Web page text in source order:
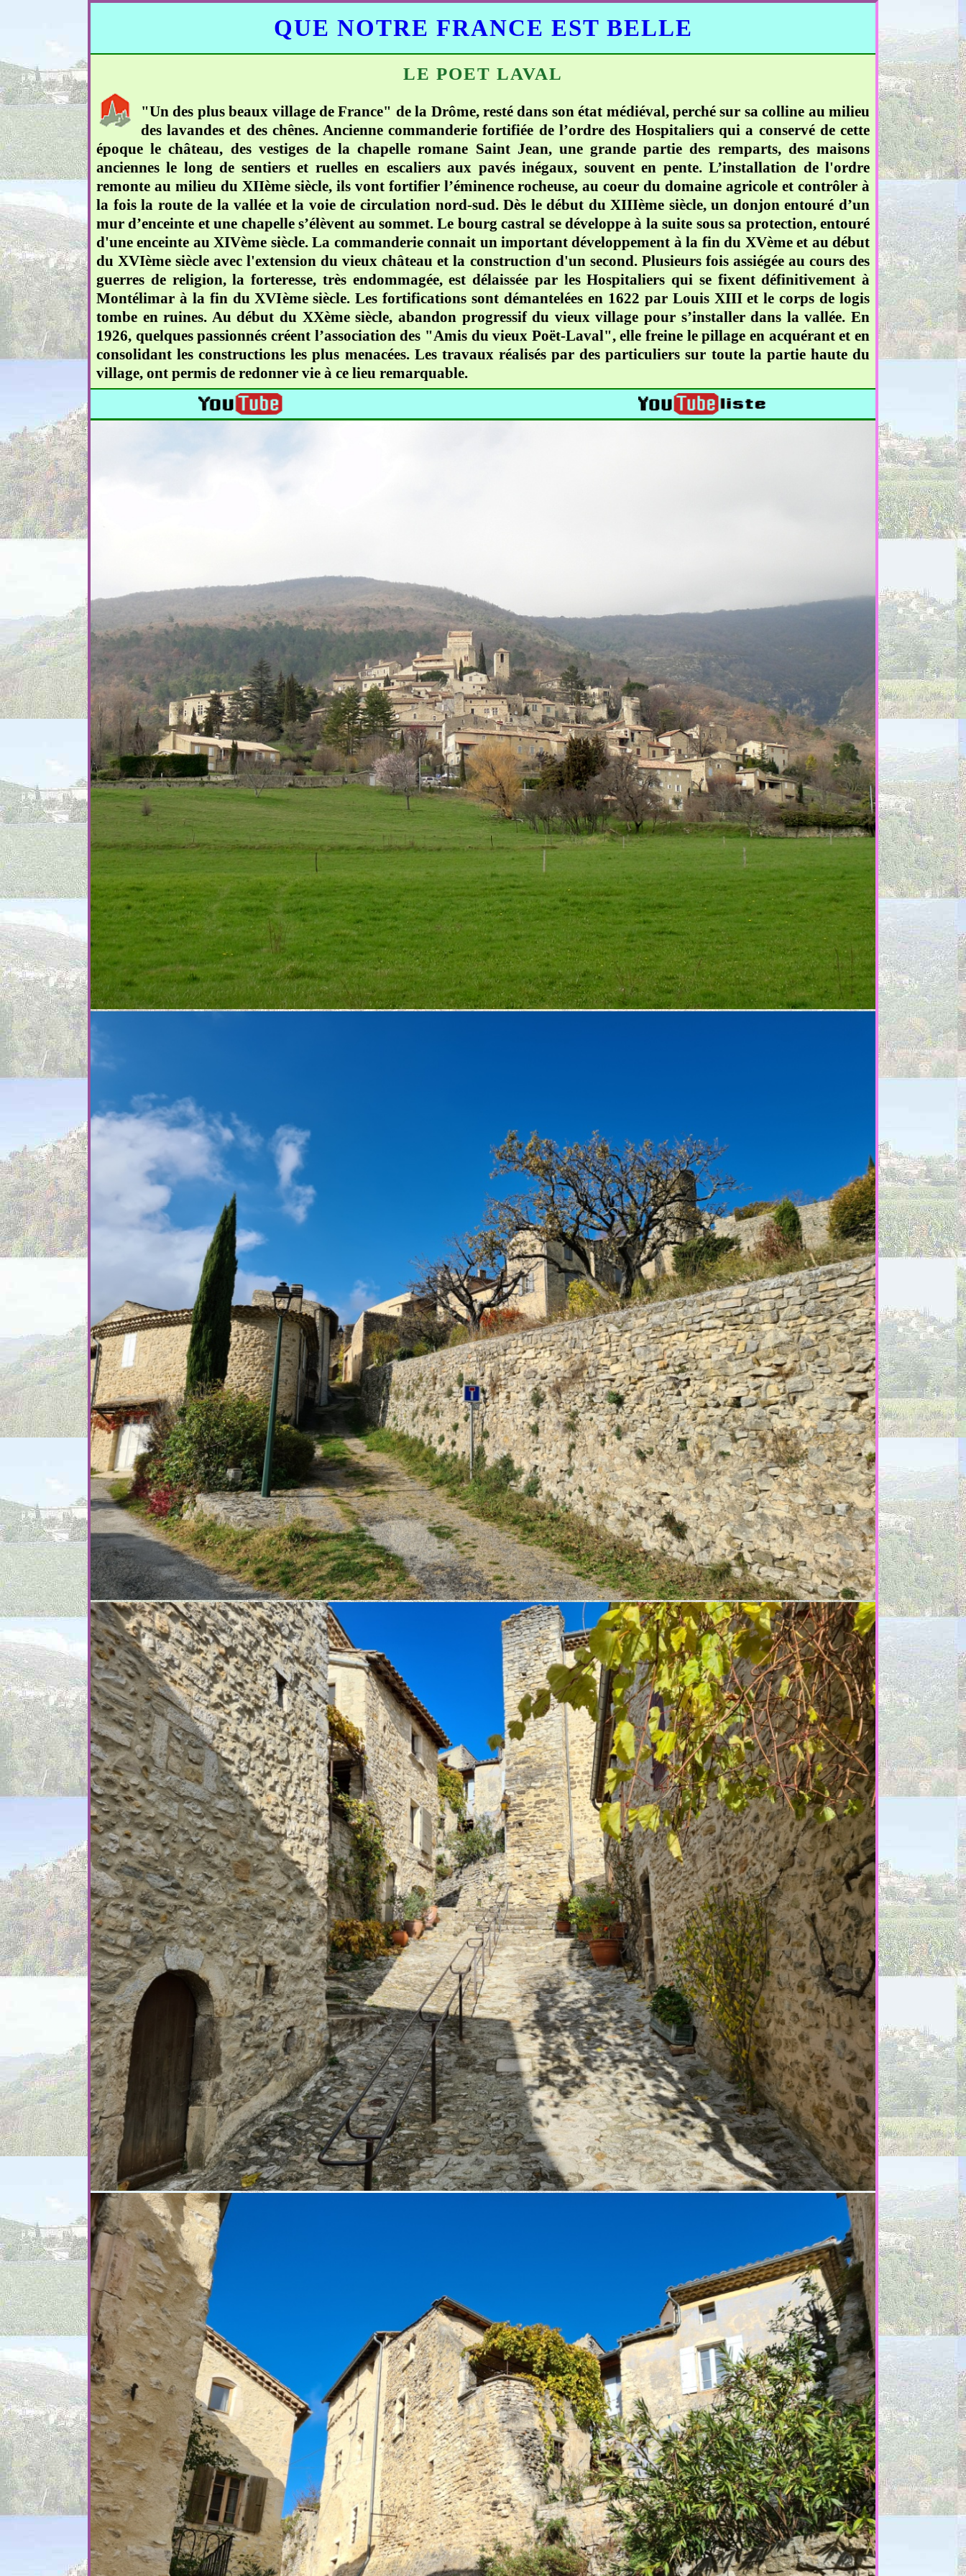
QUE NOTRE FRANCE EST BELLE
LE POET LAVAL
"Un des plus beaux village de France" de la Drôme, resté dans son état médiéval, perché sur sa colline au milieu
des lavandes et des chênes. Ancienne commanderie fortifiée de l’ordre des Hospitaliers qui a conservé de cette
époque le château, des vestiges de la chapelle romane Saint Jean, une grande partie des remparts, des maisons
anciennes le long de sentiers et ruelles en escaliers aux pavés inégaux, souvent en pente. L’installation de l'ordre
remonte au milieu du XIIème siècle, ils vont fortifier l’éminence rocheuse, au coeur du domaine agricole et contrôler à
la fois la route de la vallée et la voie de circulation nord-sud. Dès le début du XIIIème siècle, un donjon entouré d’un
mur d’enceinte et une chapelle s’élèvent au sommet. Le bourg castral se développe à la suite sous sa protection, entouré
d'une enceinte au XIVème siècle. La commanderie connait un important développement à la fin du XVème et au début
du XVIème siècle avec l'extension du vieux château et la construction d'un second. Plusieurs fois assiégée au cours des
guerres de religion, la forteresse, très endommagée, est délaissée par les Hospitaliers qui se fixent définitivement à
Montélimar à la fin du XVIème siècle. Les fortifications sont démantelées en 1622 par Louis XIII et le corps de logis
tombe en ruines. Au début du XXème siècle, abandon progressif du vieux village pour s’installer dans la vallée. En
1926, quelques passionnés créent l’association des "Amis du vieux Poët-Laval", elle freine le pillage en acquérant et en
consolidant les constructions les plus menacées. Les travaux réalisés par des particuliers sur toute la partie haute du
village, ont permis de redonner vie à ce lieu remarquable.